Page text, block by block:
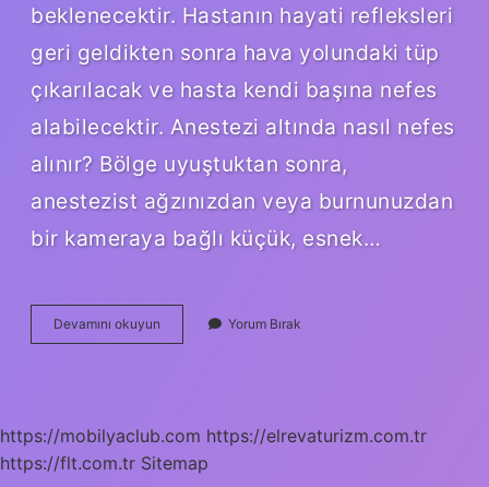
beklenecektir. Hastanın hayati refleksleri
geri geldikten sonra hava yolundaki tüp
çıkarılacak ve hasta kendi başına nefes
alabilecektir. Anestezi altında nasıl nefes
alınır? Bölge uyuştuktan sonra,
anestezist ağzınızdan veya burnunuzdan
bir kameraya bağlı küçük, esnek…
Devamını okuyun
Anestezide
Yorum Bırak
https://mobilyaclub.com https://elrevaturizm.com.tr
https://flt.com.tr Sitemap